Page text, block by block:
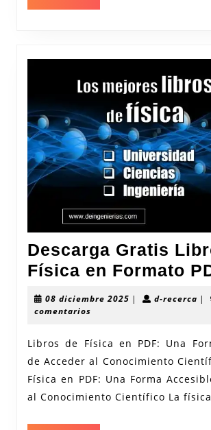
Descarga Gratis
Física en Formato
08 diciembre 2025 08| d-recercad-|
comentarios
Libros de Física en PDF: Una
de Acceder al Conocimiento
Física en PDF: Una Forma
al Conocimiento Científico La